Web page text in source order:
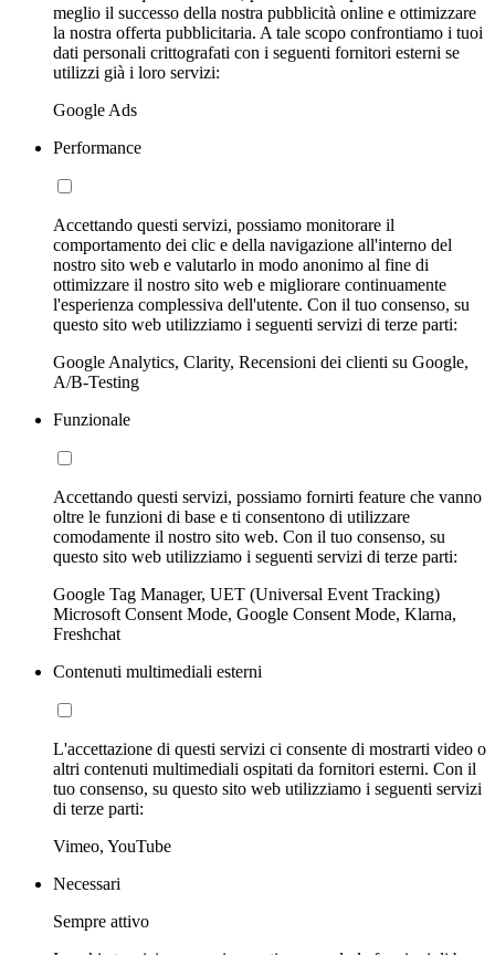
meglio il successo della nostra pubblicità online e ottimizzare
la nostra offerta pubblicitaria. A tale scopo confrontiamo i tuoi
dati personali crittografati con i seguenti fornitori esterni se
utilizzi già i loro servizi:
Google Ads
Performance
Accettando questi servizi, possiamo monitorare il
comportamento dei clic e della navigazione all'interno del
nostro sito web e valutarlo in modo anonimo al fine di
ottimizzare il nostro sito web e migliorare continuamente
l'esperienza complessiva dell'utente. Con il tuo consenso, su
questo sito web utilizziamo i seguenti servizi di terze parti:
Google Analytics, Clarity, Recensioni dei clienti su Google,
A/B-Testing
Funzionale
Accettando questi servizi, possiamo fornirti feature che vanno
oltre le funzioni di base e ti consentono di utilizzare
comodamente il nostro sito web. Con il tuo consenso, su
questo sito web utilizziamo i seguenti servizi di terze parti:
Google Tag Manager, UET (Universal Event Tracking)
Microsoft Consent Mode, Google Consent Mode, Klarna,
Freshchat
Contenuti multimediali esterni
L'accettazione di questi servizi ci consente di mostrarti video o
altri contenuti multimediali ospitati da fornitori esterni. Con il
tuo consenso, su questo sito web utilizziamo i seguenti servizi
di terze parti:
Vimeo, YouTube
Necessari
Sempre attivo